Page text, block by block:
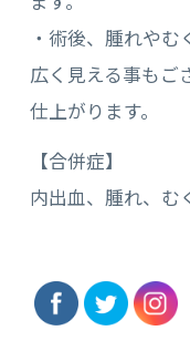
・術後、腫れや
広く見える事もご
仕上がります。
【合併症】
内出血、腫れ、む